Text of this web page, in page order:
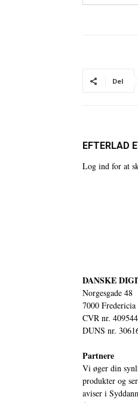
Del
EFTERLAD
Log ind for at
DANSKE
Norgesgade 48
7000 Fredericia
CVR nr.
DUNS nr.
Partnere
Vi øger din
produkter og
aviser i